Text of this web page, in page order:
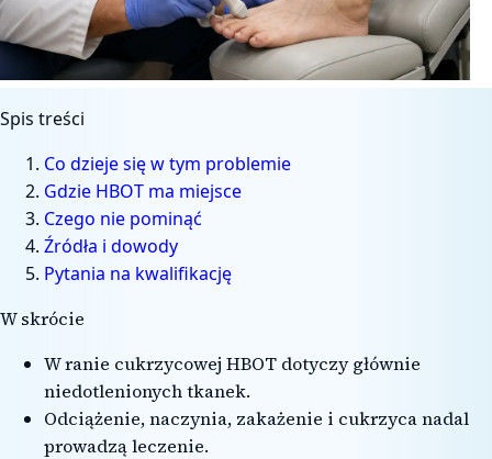
Spis treści
Co dzieje się w tym problemie
Gdzie HBOT ma miejsce
Czego nie pominąć
Źródła i dowody
Pytania na kwalifikację
W skrócie
W ranie cukrzycowej HBOT dotyczy głównie
niedotlenionych tkanek.
Odciążenie, naczynia, zakażenie i cukrzyca nadal
prowadzą leczenie.